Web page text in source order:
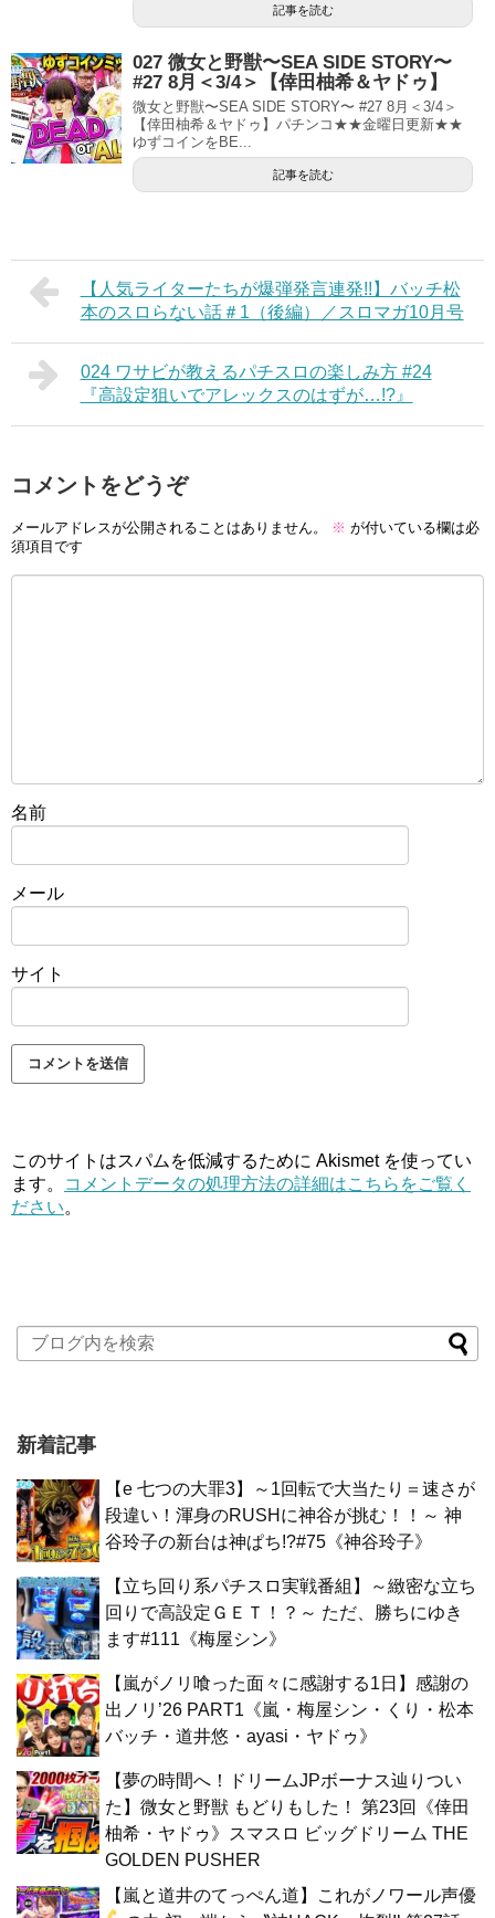
記事を読む
027 微女と野獣〜SEA SIDE STORY〜
#27 8月＜3/4＞【倖田柚希＆ヤドゥ】
微女と野獣〜SEA SIDE STORY〜 #27 8月＜3/4＞
【倖田柚希＆ヤドゥ】パチンコ★★金曜日更新★★
ゆずコインをBE...
記事を読む
【人気ライターたちが爆弾発言連発!!】バッチ松
本のスロらない話＃1（後編）／スロマガ10月号
024 ワサビが教えるパチスロの楽しみ方 #24
『高設定狙いでアレックスのはずが…!?』
コメントをどうぞ
メールアドレスが公開されることはありません。 ※ が付いている欄は必
須項目です
名前
メール
サイト
このサイトはスパムを低減するために Akismet を使ってい
ます。
コメントデータの処理方法の詳細はこちらをご覧く
ださい。
新着記事
【e 七つの大罪3】～1回転で大当たり＝速さが
段違い！渾身のRUSHに神谷が挑む！！～ 神
谷玲子の新台は神ぱち!?#75《神谷玲子》
【立ち回り系パチスロ実戦番組】～緻密な立ち
回りで高設定ＧＥＴ！？～ ただ、勝ちにゆき
ます#111《梅屋シン》
【嵐がノリ喰った面々に感謝する1日】感謝の
出ノリ’26 PART1《嵐・梅屋シン・くり・松本
バッチ・道井悠・ayasi・ヤドゥ》
【夢の時間へ！ドリームJPボーナス辿りつい
た】微女と野獣 もどりもした！ 第23回《倖田
柚希・ヤドゥ》スマスロ ビッグドリーム THE
GOLDEN PUSHER
【嵐と道井のてっぺん道】これがノワール声優